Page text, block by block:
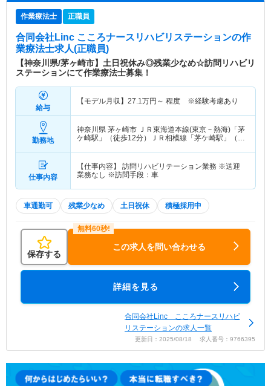
作業療法士 正職員
合同会社Linc こころナースリハビリステーションの作
業療法士求人(正職員)
【神奈川県/茅ヶ崎市】土日祝休み◎残業少なめ☆訪問リハビリ
ステーションにて作業療法士募集！
給与
【モデル月収】 27.1万円～ 程度 ※経験考慮あり
勤務地
神奈川県 茅ヶ崎市 ＪＲ東海道本線(東京－熱海)「茅
ケ崎駅」（徒歩12分）ＪＲ相模線「茅ケ崎駅」（徒
仕事内容
【仕事内容】 訪問リハビリテーション業務 ※送迎
業務なし ※訪問手段：車
車通勤可 残業少なめ 土日祝休 積極採用中
保存する
この求人を問い合わせる
詳細を見る
合同会社Linc こころナースリハビ
リステーションの求人一覧
更新日：2025/08/18 求人番号：9766395